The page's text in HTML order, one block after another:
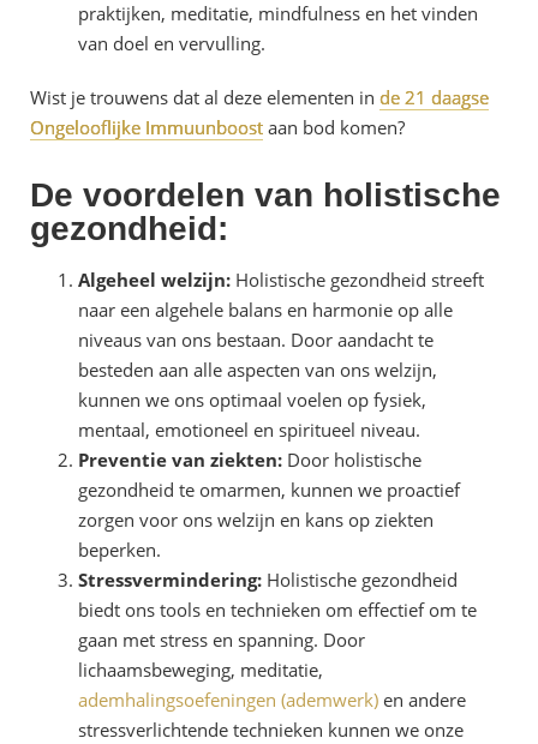
praktijken, meditatie, mindfulness en het vinden
van doel en vervulling.
Wist je trouwens dat al deze elementen in de 21 daagse
Ongelooflijke Immuunboost aan bod komen?
De voordelen van holistische
gezondheid:
Algeheel welzijn: Holistische gezondheid streeft
naar een algehele balans en harmonie op alle
niveaus van ons bestaan. Door aandacht te
besteden aan alle aspecten van ons welzijn,
kunnen we ons optimaal voelen op fysiek,
mentaal, emotioneel en spiritueel niveau.
Preventie van ziekten: Door holistische
gezondheid te omarmen, kunnen we proactief
zorgen voor ons welzijn en kans op ziekten
beperken.
Stressvermindering: Holistische gezondheid
biedt ons tools en technieken om effectief om te
gaan met stress en spanning. Door
lichaamsbeweging, meditatie,
ademhalingsoefeningen (ademwerk) en andere
stressverlichtende technieken kunnen we onze